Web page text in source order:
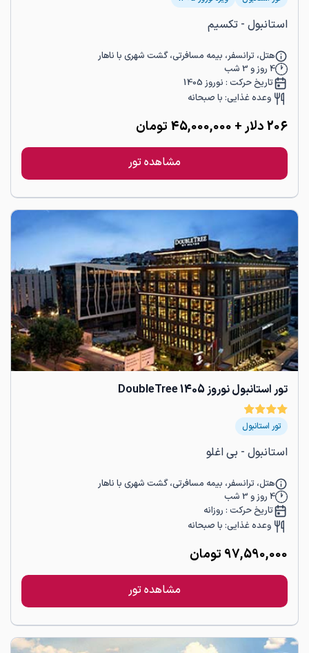
استانبول - تکسیم
هتل، ترانسفر، بیمه مسافرتی، گشت شهری با ناهار
4 روز و 3 شب
تاریخ حرکت : نوروز 1405
وعده غذایی: با صبحانه
206دلار+ 45,000,000 تومان
مشاهده تور
تور استانبول نوروز 1405 DoubleTree
تور استانبول
استانبول - بی اغلو
هتل، ترانسفر، بیمه مسافرتی، گشت شهری با ناهار
4 روز و 3 شب
تاریخ حرکت : روزانه
وعده غذایی: با صبحانه
97,590,000 تومان
مشاهده تور